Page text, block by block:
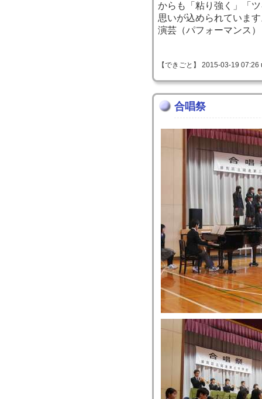
からも「粘り強く」「
思いが込められていま
演芸（パフォーマンス
【できごと】 2015-03-19
合唱祭